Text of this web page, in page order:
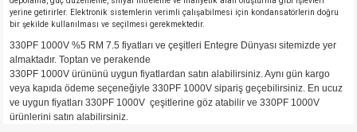
yerine getirirler. Elektronik sistemlerin verimli çalışabilmesi için kondansatörlerin doğru
bir şekilde kullanılması ve seçilmesi gerekmektedir.
330PF 1000V %5 RM 7.5 fiyatları ve çeşitleri Entegre Dünyası sitemizde yer
almaktadır. Toptan ve perakende
330PF 1000V ürününü uygun fiyatlardan satın alabilirsiniz. Aynı gün kargo
veya kapıda ödeme seçeneğiyle 330PF 1000V sipariş geçebilirsiniz. En ucuz
ve uygun fiyatları 330PF 1000V çeşitlerine göz atabilir ve 330PF 1000V
ürünlerini satın alabilirsiniz.